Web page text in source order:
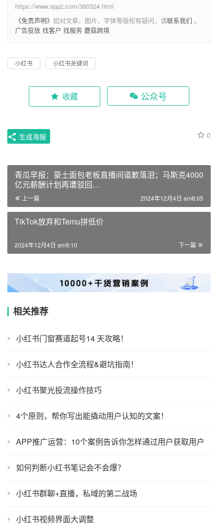
https://www.opp2.com/360324.html
《免责声明》 如对文章、图片、字体等版权有疑问，请联系我们 。
广告投放 找客户 找服务 蘑菇跨境
小红书 小红书关键词
收藏 公众号
0
生成海报
青瓜早报：豪士面包老板直播间道歉落泪；马斯克4000
亿元薪酬计划再遭驳回…
上一篇 2024年12月4日 am8:05
TikTok放弃和Temu拼低价
下一篇
2024年12月4日 am9:10
相关推荐
小红书门窗赛道起号14 天攻略！
小红书达人合作全流程&避坑指南！
小红书聚光投流操作技巧
4个原则，帮你写出能撬动用户认知的文案！
APP推广运营：10个案例告诉你怎样通过用户获取用户
如何判断小红书笔记会不会爆？
小红书群聊+直播，私域的第二战场
小红书视频界面大调整